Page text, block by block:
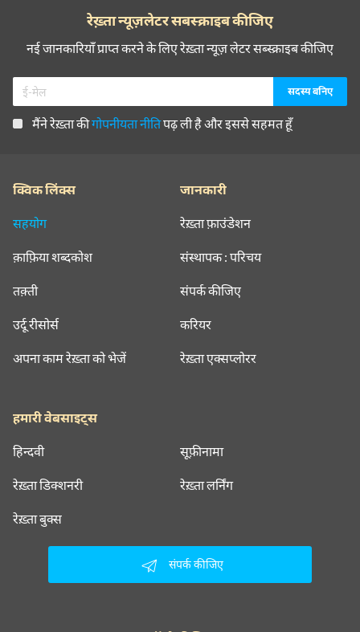
रेख़्ता न्यूज़लेटर सबस्क्राइब कीजिए
नई जानकारियाँ प्राप्त करने के लिए रेख़्ता न्यूज़ लेटर सब्स्क्राइब कीजिए
मैंने रेख़्ता कीगोपनीयता नीतिपढ़ ली है और इससे सहमत हूँ
क्विक लिंक्स
सहयोग
क़ाफ़िया शब्दकोश
तक़्ती
उर्दू रीसोर्स
अपना काम रेख़्ता को भेजें
जानकारी
रेख़्ता फ़ाउंडेशन
संस्थापक : परिचय
संपर्क कीजिए
करियर
रेख़्ता एक्सप्लोरर
हमारी वेबसाइट्स
हिन्दवी सूफ़ीनामा
रेख़्ता डिक्शनरी रेख़्ता लर्निंग
रेख़्ता बुक्स
संपर्क कीजिए